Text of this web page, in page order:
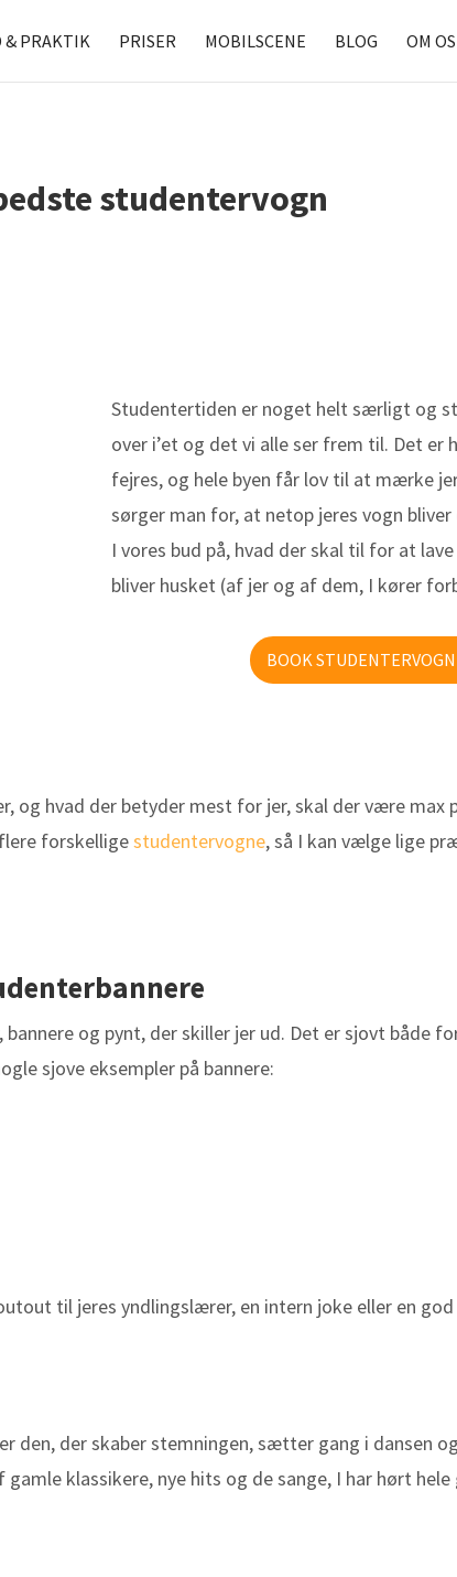
& PRAKTIK PRISER MOBILSCENE BLOG OM OS
studentervogn
Studentertiden er noget helt særligt og
over i’et og det vi alle ser frem til. Det er
fejres, og hele byen får lov til at mærke
sørger man for, at netop jeres vogn
I vores bud på, hvad der skal til for at
bliver husket (af jer og af dem, I kører
BOOK
og hvad der betyder mest for jer, skal der være max
forskelligestudentervogne, så I kan vælge lige
og pynt, der skiller jer ud. Det er sjovt både
sjove eksempler på bannere:
til jeres yndlingslærer, en intern joke eller en
den, der skaber stemningen, sætter gang i dansen
klassikere, nye hits og de sange, I har hørt